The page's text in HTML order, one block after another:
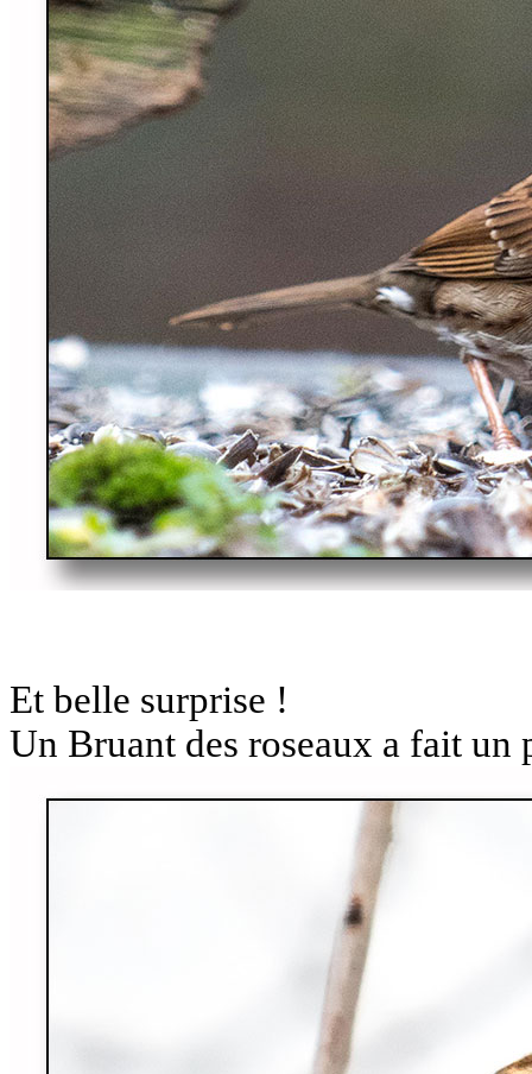
Et belle surprise !
Un Bruant des roseaux a fait un